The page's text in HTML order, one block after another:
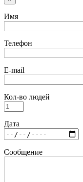
Имя
Телефон
E-mail
Кол-во людей
Дата
Сообщение